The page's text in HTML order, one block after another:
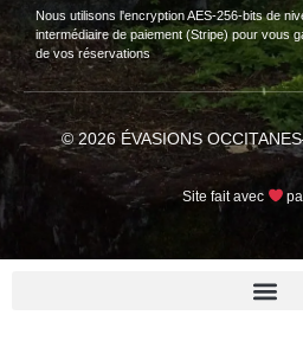
Nous utilisons l'encryption AES-256-bits de
intermédiaire de paiement (Stripe) pour vous
de vos réservations
© 2026 ÉVASIONS
Site fait avec